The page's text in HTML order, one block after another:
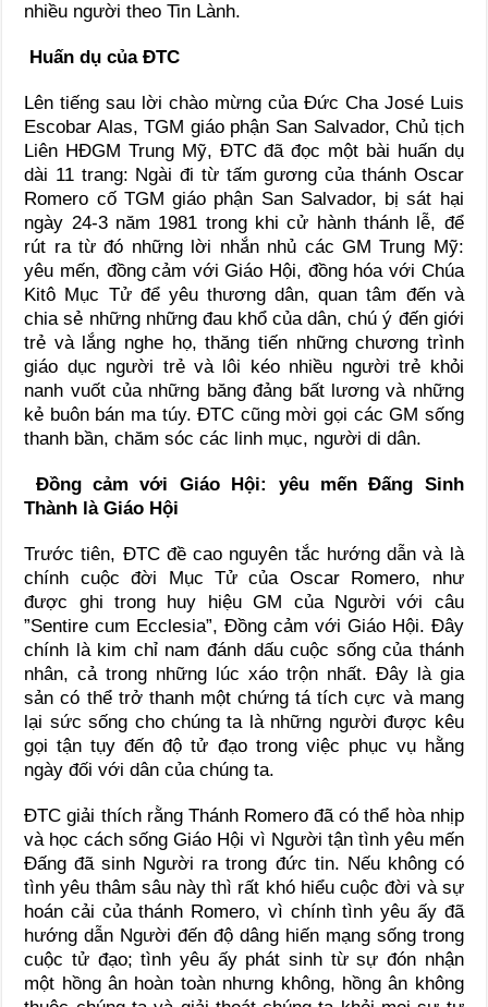
nhiều người theo Tin Lành.
Huấn dụ của ĐTC
Lên tiếng sau lời chào mừng của Đức Cha José Luis
Escobar Alas, TGM giáo phận San Salvador, Chủ tịch
Liên HĐGM Trung Mỹ, ĐTC đã đọc một bài huấn dụ
dài 11 trang: Ngài đi từ tấm gương của thánh Oscar
Romero cố TGM giáo phận San Salvador, bị sát hại
ngày 24-3 năm 1981 trong khi cử hành thánh lễ, để
rút ra từ đó những lời nhắn nhủ các GM Trung Mỹ:
yêu mến, đồng cảm với Giáo Hội, đồng hóa với Chúa
Kitô Mục Tử để yêu thương dân, quan tâm đến và
chia sẻ những những đau khổ của dân, chú ý đến giới
trẻ và lắng nghe họ, thăng tiến những chương trình
giáo dục người trẻ và lôi kéo nhiều người trẻ khỏi
nanh vuốt của những băng đảng bất lương và những
kẻ buôn bán ma túy. ĐTC cũng mời gọi các GM sống
thanh bần, chăm sóc các linh mục, người di dân.
Đồng cảm với Giáo Hội: yêu mến Đấng Sinh
Thành là Giáo Hội
Trước tiên, ĐTC đề cao nguyên tắc hướng dẫn và là
chính cuộc đời Mục Tử của Oscar Romero, như
được ghi trong huy hiệu GM của Người với câu
”Sentire cum Ecclesia”, Đồng cảm với Giáo Hội. Đây
chính là kim chỉ nam đánh dấu cuộc sống của thánh
nhân, cả trong những lúc xáo trộn nhất. Đây là gia
sản có thể trở thanh một chứng tá tích cực và mang
lại sức sống cho chúng ta là những người được kêu
gọi tận tụy đến độ tử đạo trong việc phục vụ hằng
ngày đối với dân của chúng ta.
ĐTC giải thích rằng Thánh Romero đã có thể hòa nhịp
và học cách sống Giáo Hội vì Người tận tình yêu mến
Đấng đã sinh Người ra trong đức tin. Nếu không có
tình yêu thâm sâu này thì rất khó hiểu cuộc đời và sự
hoán cải của thánh Romero, vì chính tình yêu ấy đã
hướng dẫn Người đến độ dâng hiến mạng sống trong
cuộc tử đạo; tình yêu ấy phát sinh từ sự đón nhận
một hồng ân hoàn toàn nhưng không, hồng ân không